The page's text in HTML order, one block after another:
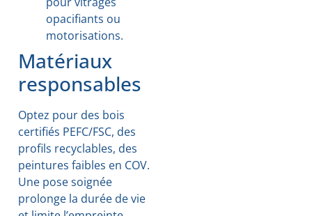
opacifiants ou
motorisations.
Matériaux
responsables
Optez pour des bois
certifiés PEFC/FSC, des
profils recyclables, des
peintures faibles en COV.
Une pose soignée
prolonge la durée de vie